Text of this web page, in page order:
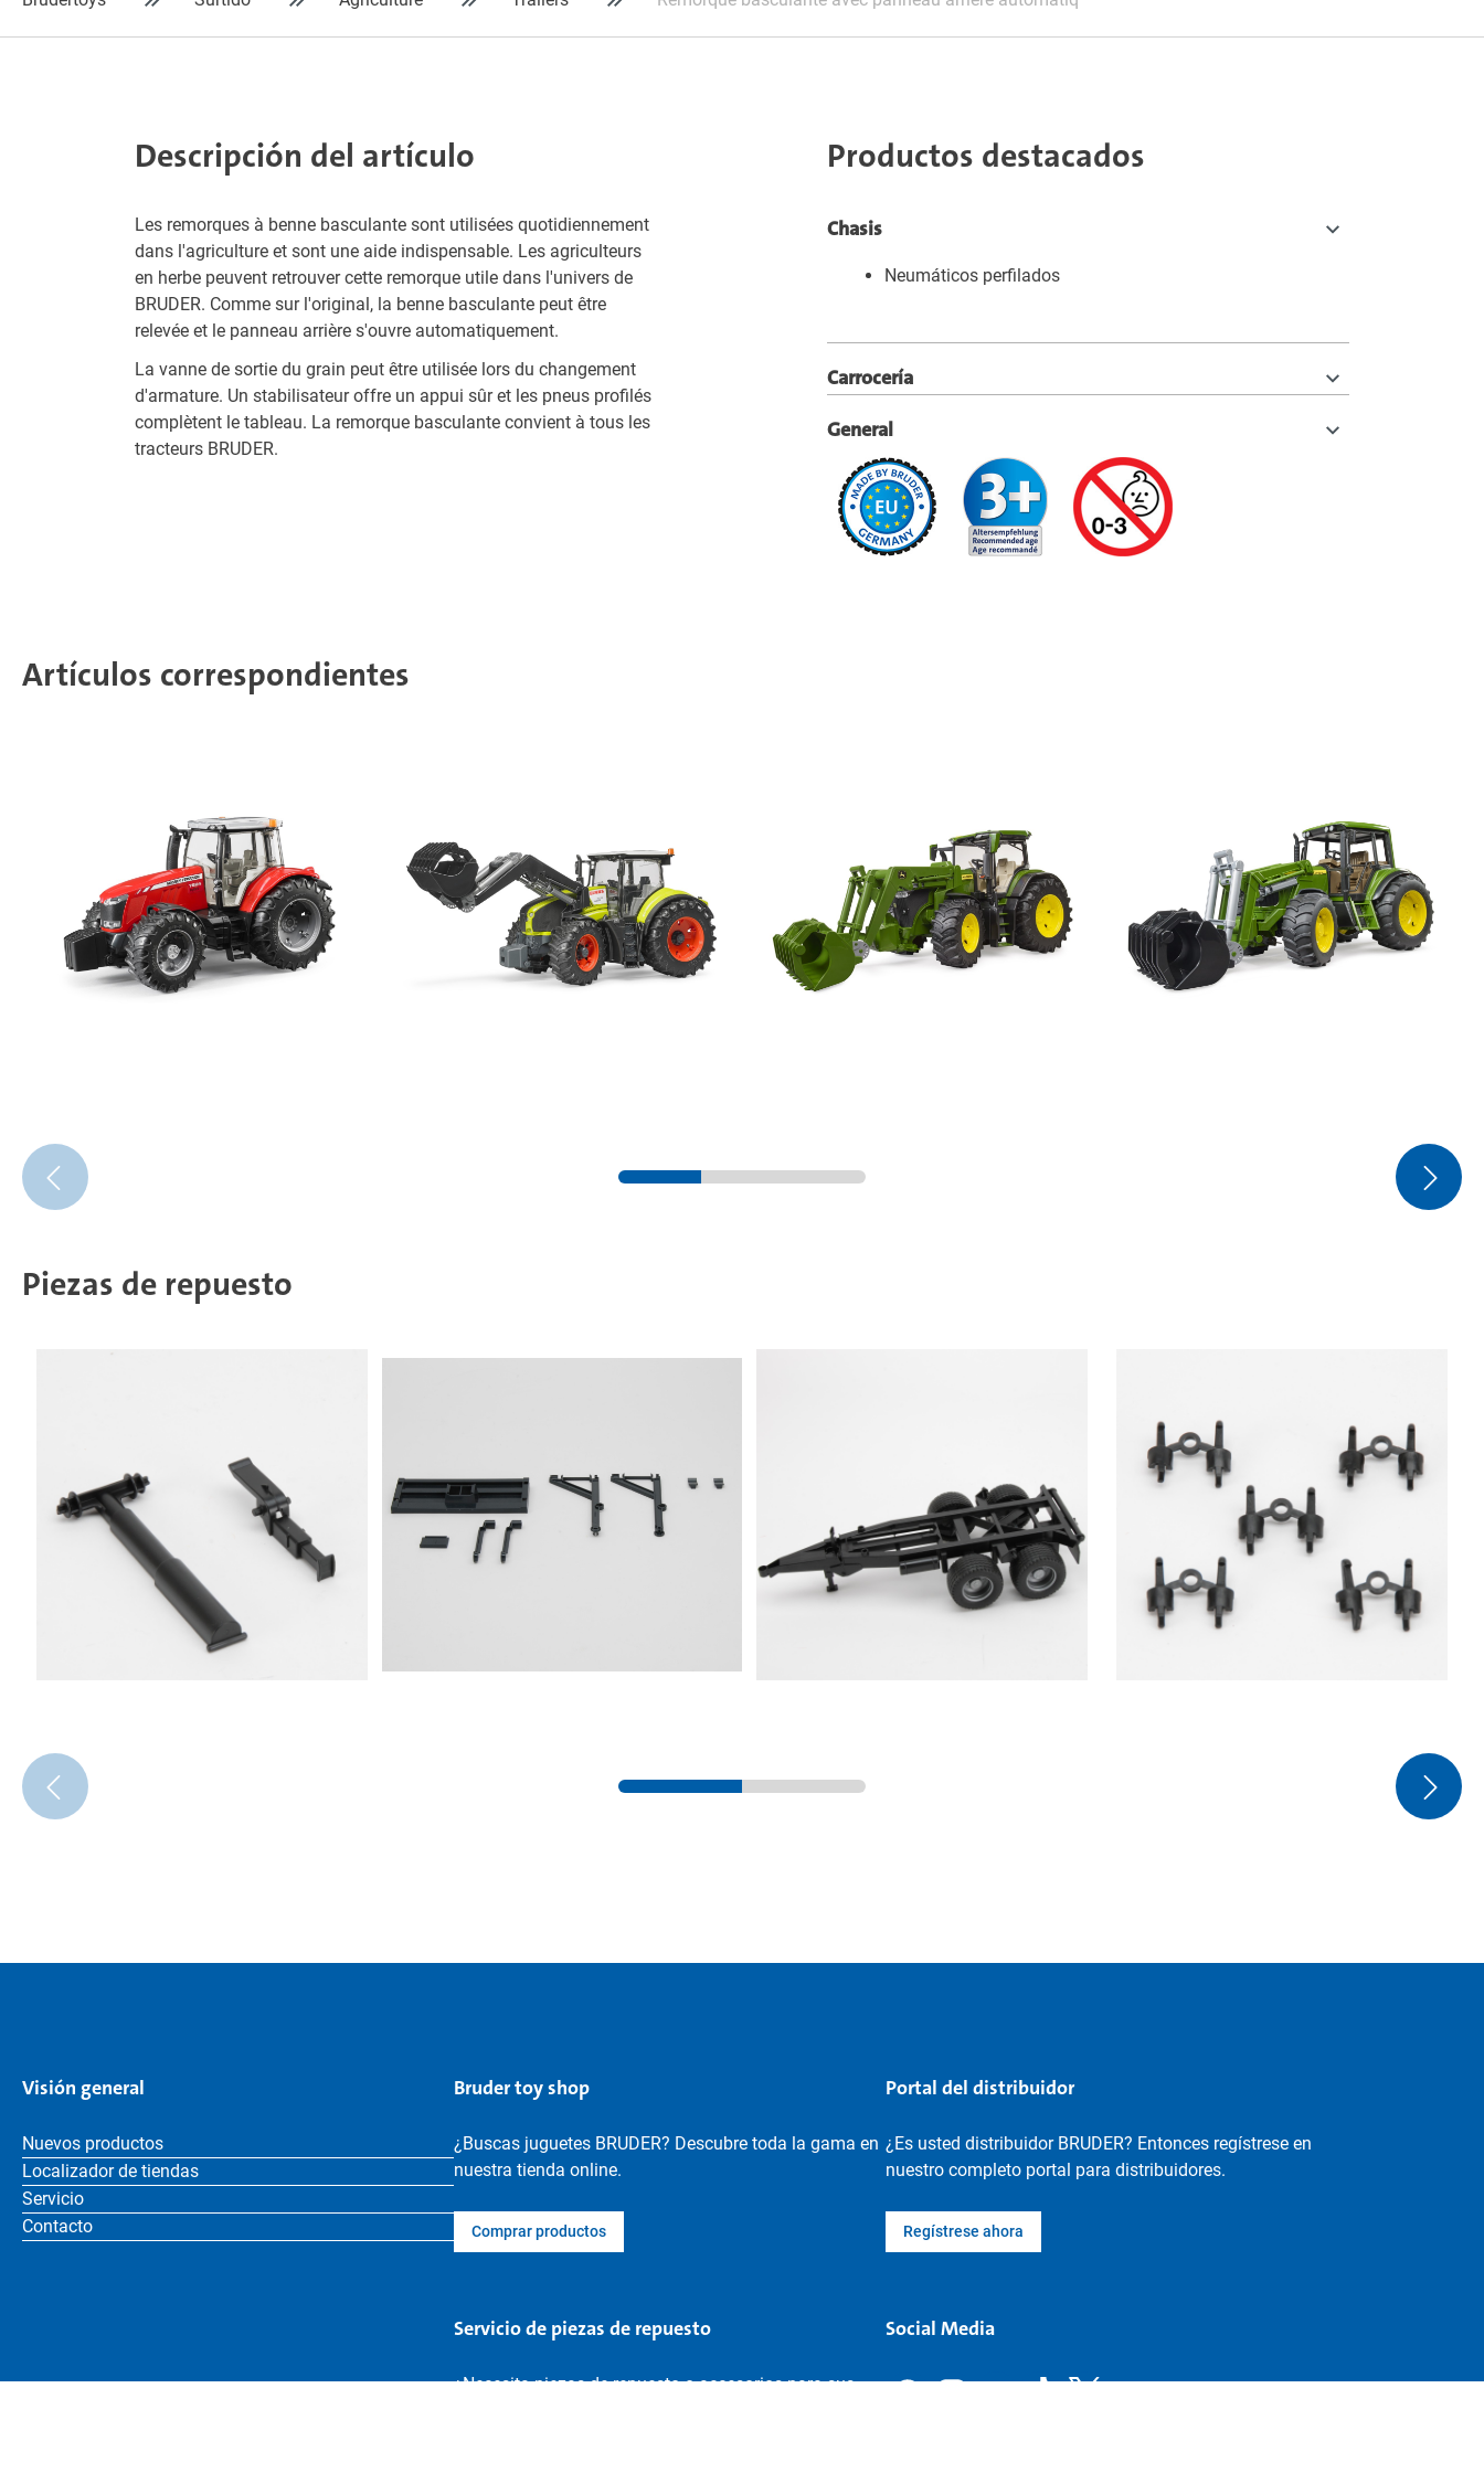
Descripción del artículo
Les remorques à benne basculante sont utilisées quotidiennement
dans l'agriculture et sont une aide indispensable. Les agriculteurs
en herbe peuvent retrouver cette remorque utile dans l'univers de
BRUDER. Comme sur l'original, la benne basculante peut être
relevée et le panneau arrière s'ouvre automatiquement.
La vanne de sortie du grain peut être utilisée lors du changement
d'armature. Un stabilisateur offre un appui sûr et les pneus profilés
complètent le tableau. La remorque basculante convient à tous les
tracteurs BRUDER.
Productos destacados
Chasis
Neumáticos perfilados
Carrocería
General
Artículos correspondientes
Piezas de repuesto
Visión general
Nuevos productos
Localizador de tiendas
Servicio
Contacto
Bruder toy shop
¿Buscas juguetes BRUDER? Descubre toda la gama en
nuestra tienda online.
Comprar productos
Servicio de piezas de repuesto
¿Necesita piezas de repuesto o accesorios para sus
Portal del distribuidor
¿Es usted distribuidor BRUDER? Entonces regístrese en
nuestro completo portal para distribuidores.
Regístrese ahora
Social Media